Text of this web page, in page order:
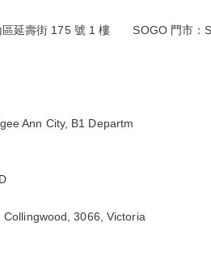
區延壽街 175 號 1 樓 SOGO 門市：
Ann City, B1 Departm
3066, Victoria